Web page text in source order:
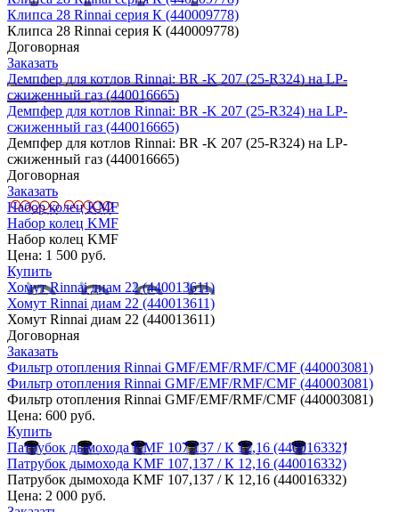
Клипса 28 Rinnai серия К (440009778)
Клипса 28 Rinnai серия К (440009778)
Договорная
Заказать
Демпфер для котлов Rinnai: BR -K 207 (25-R324) на LP-
сжиженный газ (440016665)
Демпфер для котлов Rinnai: BR -K 207 (25-R324) на LP-
сжиженный газ (440016665)
Демпфер для котлов Rinnai: BR -K 207 (25-R324) на LP-
сжиженный газ (440016665)
Договорная
Заказать
Набор колец KMF
Набор колец KMF
Набор колец KMF
Цена: 1 500 руб.
Купить
Хомут Rinnai диам 22 (440013611)
Хомут Rinnai диам 22 (440013611)
Хомут Rinnai диам 22 (440013611)
Договорная
Заказать
Фильтр отопления Rinnai GMF/EMF/RMF/CMF (440003081)
Фильтр отопления Rinnai GMF/EMF/RMF/CMF (440003081)
Фильтр отопления Rinnai GMF/EMF/RMF/CMF (440003081)
Цена: 600 руб.
Купить
Патрубок дымохода KMF 107,137 / К 12,16 (440016332)
Патрубок дымохода KMF 107,137 / К 12,16 (440016332)
Патрубок дымохода KMF 107,137 / К 12,16 (440016332)
Цена: 2 000 руб.